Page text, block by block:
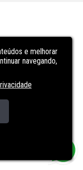
e melhorar
navegando,